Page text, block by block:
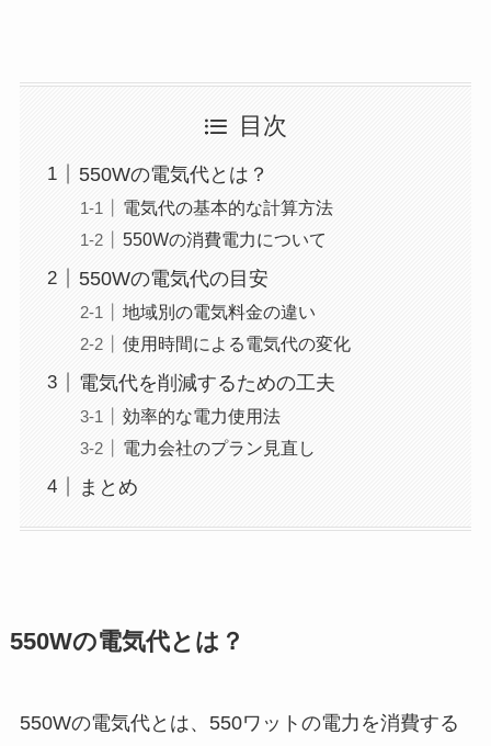
目次
550Wの電気代とは？
電気代の基本的な計算方法
550Wの消費電力について
550Wの電気代の目安
地域別の電気料金の違い
使用時間による電気代の変化
電気代を削減するための工夫
効率的な電力使用法
電力会社のプラン見直し
まとめ
550Wの電気代とは？
550Wの電気代とは、550ワットの電力を消費する